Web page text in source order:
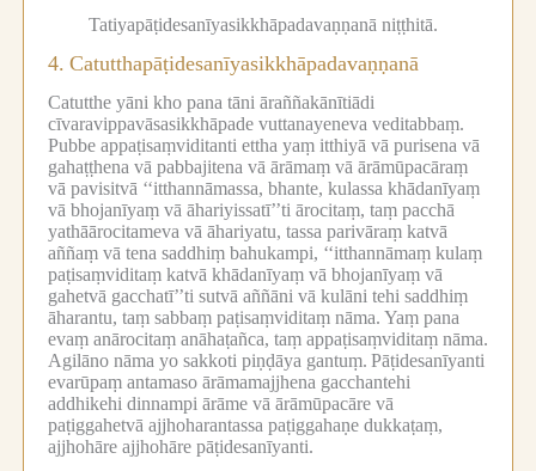
Tatiyapāṭidesanīyasikkhāpadavaṇṇanā niṭṭhitā.
4. Catutthapāṭidesanīyasikkhāpadavaṇṇanā
Catutthe yāni kho pana tāni āraññakānītiādi
cīvaravippavāsasikkhāpade vuttanayeneva veditabbaṃ.
Pubbe appaṭisaṃviditanti ettha yaṃ itthiyā vā purisena vā
gahaṭṭhena vā pabbajitena vā ārāmaṃ vā ārāmūpacāraṃ
vā pavisitvā ‘‘itthannāmassa, bhante, kulassa khādanīyaṃ
vā bhojanīyaṃ vā āhariyissatī’’ti ārocitaṃ, taṃ pacchā
yathāārocitameva vā āhariyatu, tassa parivāraṃ katvā
aññaṃ vā tena saddhiṃ bahukampi, ‘‘itthannāmaṃ kulaṃ
paṭisaṃviditaṃ katvā khādanīyaṃ vā bhojanīyaṃ vā
gahetvā gacchatī’’ti sutvā aññāni vā kulāni tehi saddhiṃ
āharantu, taṃ sabbaṃ paṭisaṃviditaṃ nāma. Yaṃ pana
evaṃ anārocitaṃ anāhaṭañca, taṃ appaṭisaṃviditaṃ nāma.
Agilāno nāma yo sakkoti piṇḍāya gantuṃ. Pāṭidesanīyanti
evarūpaṃ antamaso ārāmamajjhena gacchantehi
addhikehi dinnampi ārāme vā ārāmūpacāre vā
paṭiggahetvā ajjhoharantassa paṭiggahaṇe dukkaṭaṃ,
ajjhohāre ajjhohāre pāṭidesanīyanti.